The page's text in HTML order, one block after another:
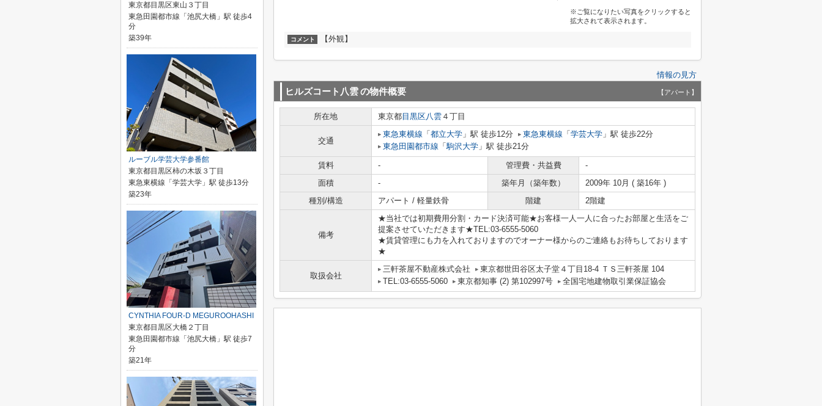
※ご覧になりたい写真をクリックすると
拡大されて表示されます。
コメント 【外観】
情報の見方
ヒルズコート八雲の物件概要 【アパート】
所在地 東京都目黒区八雲 ４丁目
交通
東急東横線 「 都立大学 」駅 徒歩12分 東急東横線 「 学芸大学 」駅 徒歩22分
東急田園都市線 「駒沢大学 」駅 徒歩21分
賃料 - 管理費・共益費
-
面積
- 築年月（築年数）
2009年 10月 ( 築16年 )
種別/構造
アパート / 軽量鉄骨 階建 2階建
備考
★当社では初期費用分割・カード決済可能★お客様一人一人に合ったお部屋と生活をご
提案させていただきます★TEL:03-6555-5060
★賃貸管理にも力を入れておりますのでオーナー様からのご連絡もお待ちしております
★
取扱会社
三軒茶屋不動産株式会社
東京都世田谷区太子堂４丁目18-4 ＴＳ三軒茶屋 104
TEL:03-6555-5060
東京都知事 (2) 第102997号 全国宅地建物取引業保証協会
東京都目黒区東山３丁目
東急田園都市線「池尻大橋」駅 徒歩4
分
築39年
ルーブル学芸大学参番館
東京都目黒区柿の木坂３丁目
東急東横線「学芸大学」駅 徒歩13分
築23年
CYNTHIA FOUR-D MEGUROOHASHI
東京都目黒区大橋２丁目
東急田園都市線「池尻大橋」駅 徒歩7
分
築21年